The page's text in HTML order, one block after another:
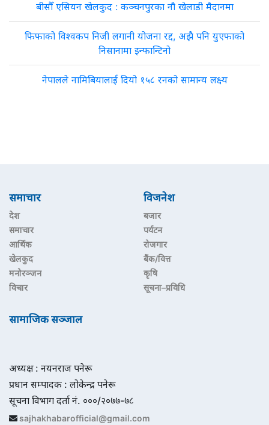
बीसौँ एसियन खेलकुद : कञ्चनपुरका नौ खेलाडी मैदानमा
फिफाको विश्वकप निजी लगानी योजना रद्द, अझै पनि युएफाको
निसानामा इन्फान्टिनो
नेपालले नामिबियालाई दियो १५८ रनको सामान्य लक्ष्य
समाचार
देश
समाचार
आर्थिक
खेलकुद
मनोरञ्जन
विचार
विजनेश
बजार
पर्यटन
रोजगार
बैंक/वित्त
कृषि
सूचना–प्रविधि
सामाजिक सञ्जाल
अध्यक्ष : नयनराज पनेरू
प्रधान सम्पादक : लोकेन्द्र पनेरू
सूचना विभाग दर्ता नं. ०००/२०७७-७८
sajhakhabarofficial@gmail.com